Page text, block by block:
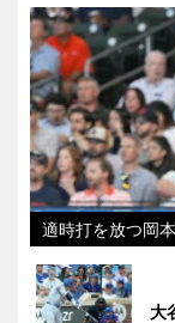
適時打を放つ岡
大